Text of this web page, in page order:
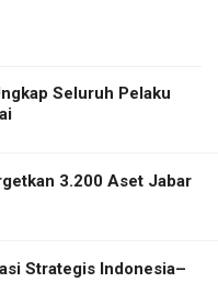
Seluruh Pelaku
3.200 Aset Jabar
Strategis Indonesia–